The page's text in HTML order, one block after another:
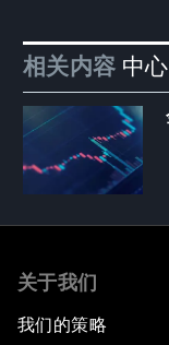
相关内容 中心
关于我们
我们的策略